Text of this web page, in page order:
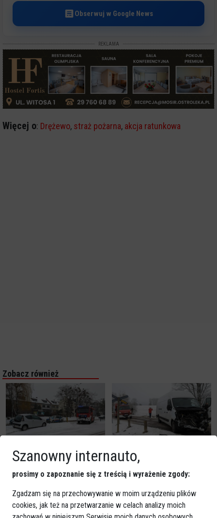
Obserwuj w Google News
REKLAMA
Więcej o: Drężewo, straż pożarna, akcja ratunkowa
Zobacz również
Potrącenie pieszego w
centrum Ostrołęki. Na
miejscu służby ratunkowe
Wypadek na przejeździe
kolejowym pod Czerwinem
[WIDEO, ZDJĘCIA]
Szanowny internauto,
prosimy o zapoznanie się z treścią i wyrażenie zgody:
Zgadzam się na przechowywanie w moim urządzeniu plików
cookies, jak też na przetwarzanie w celach analizy moich